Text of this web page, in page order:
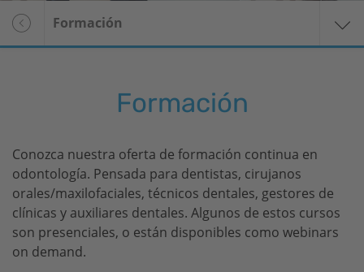
Servicios
Formación
Formación
Conozca nuestra oferta de formación continua en
odontología. Pensada para dentistas, cirujanos
orales/maxilofaciales, técnicos dentales, gestores de
clínicas y auxiliares dentales. Algunos de estos cursos
son presenciales, o están disponibles como webinars
on demand.